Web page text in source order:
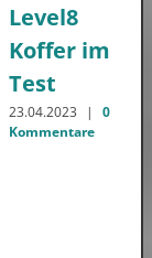
Level8
Koffer im
Test
23.04.2023 |
0
Kommentare